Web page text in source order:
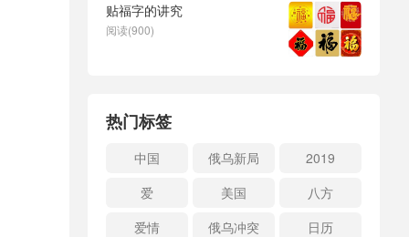
贴福字的讲究
阅读(900)
热门标签
中国 俄乌新局
2019
爱
美国
八方
爱情
俄乌冲突
日历